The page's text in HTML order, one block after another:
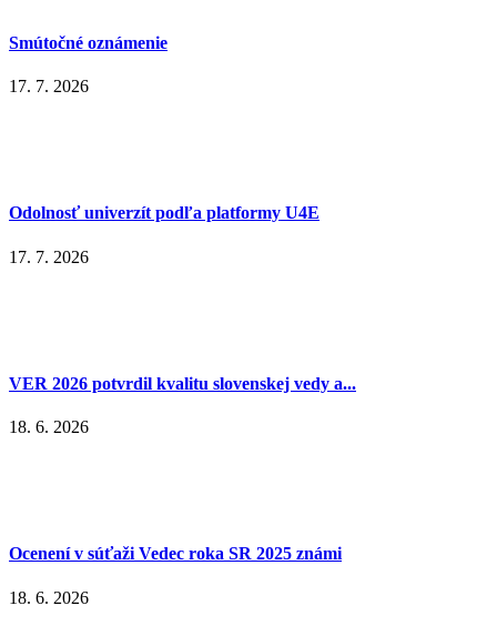
Smútočné oznámenie
17. 7. 2026
Odolnosť univerzít podľa platformy U4E
17. 7. 2026
VER 2026 potvrdil kvalitu slovenskej vedy a...
18. 6. 2026
Ocenení v súťaži Vedec roka SR 2025 známi
18. 6. 2026